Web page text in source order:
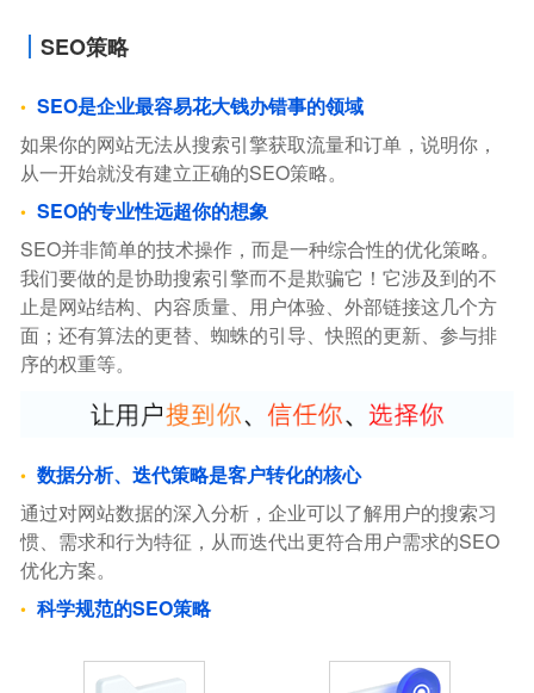
SEO策略
SEO是企业最容易花大钱办错事的领域
如果你的网站无法从搜索引擎获取流量和订单，说明你，
从一开始就没有建立正确的SEO策略。
SEO的专业性远超你的想象
SEO并非简单的技术操作，而是一种综合性的优化策略。
我们要做的是协助搜索引擎而不是欺骗它！它涉及到的不
止是网站结构、内容质量、用户体验、外部链接这几个方
面；还有算法的更替、蜘蛛的引导、快照的更新、参与排
序的权重等。
数据分析、迭代策略是客户转化的核心
通过对网站数据的深入分析，企业可以了解用户的搜索习
惯、需求和行为特征，从而迭代出更符合用户需求的SEO
优化方案。
科学规范的SEO策略